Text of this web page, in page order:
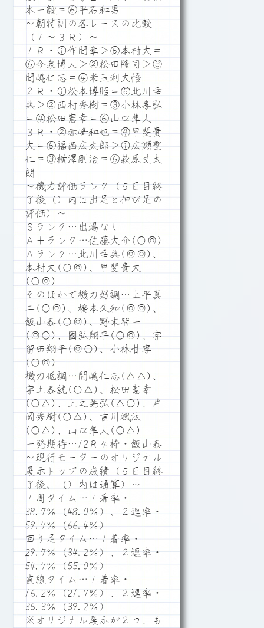
本一毅＝⑥平石和男
～朝特訓の各レースの比較
（１～３Ｒ）～
１Ｒ・①作間章＞⑤本村大＝
⑥今泉博人＞②松田隆司＞③
間嶋仁志＝④米玉利大悟
２Ｒ・①松本博昭＝⑤北川幸
典＞②西村秀樹＝③小林孝弘
＝④松田憲幸＝⑥山口隼人
３Ｒ・②赤峰和也＝④甲斐貴
大＝⑤福西広太郎＞①広瀬聖
仁＝③横澤剛治＝⑥萩原丈太
朗
～機力評価ランク（５日目終
了後（）内は出足と伸び足の
評価）～
Ｓランク…出場なし
Ａ＋ランク…佐藤大介(○◎)
Ａランク…北川幸典(◎◎)、
本村大(○◎)、甲斐貴大
(○◎)
そのほかで機力好調…上平真
二(○◎)、橋本久和(◎◎)、
飯山泰(○◎)、野末智一
(◎○)、國弘翔平(○◎)、宇
留田翔平(◎○)、小林甘寧
(○◎)
機力低調…間嶋仁志(△△)、
宇土泰就(○△)、松田憲幸
(○△)、上之晃弘(△○)、片
岡秀樹(○△)、吉川颯汰
(○△)、山口隼人(○△)
一発期待…12Ｒ４枠・飯山泰
～現行モーターのオリジナル
展示トップの成績（５日目終
了後、（）内は通算）～
１周タイム…１着率・
38.7％（48.0％）、２連率・
59.7％（66.4％）
回り足タイム…１着率・
29.7％（34.2％）、２連率・
54.7％（55.0％）
直線タイム…１着率・
16.2％（21.7％）、２連率・
35.3％（39.2％）
※オリジナル展示が２つ、も